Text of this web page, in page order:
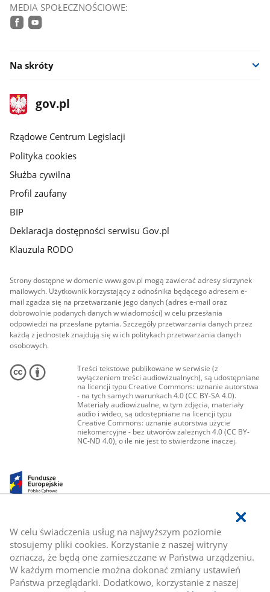
W celu świadczenia usług na najwyższym poziomie
stosujemy pliki cookies. Korzystanie z naszej witryny
oznacza, że będą one zamieszczane w Państwa urządzeniu.
W każdym momencie można dokonać zmiany ustawień
Państwa przeglądarki. Dodatkowo, korzystanie z naszej
MEDIA SPOŁECZNOŚCIOWE:
Na skróty
stopka
gov.plStrona
gov.pl
Rządowe Centrum Legislacji
Polityka cookies
Służba cywilna
Profil zaufany
BIP
Deklaracja dostępności serwisu Gov.pl
Klauzula RODO
Strony dostępne w domenie www.gov.pl mogą zawierać adresy skrzynek
mailowych. Użytkownik korzystający z odnośnika będącego adresem e-
mail zgadza się na przetwarzanie jego danych (adres e-mail oraz
dobrowolnie podanych danych w wiadomości) w celu przesłania
odpowiedzi na przesłane pytania. Szczegóły przetwarzania danych przez
każdą z jednostek znajdują się w ich politykach przetwarzania danych
osobowych.
Treści tekstowe publikowane w serwisie (z
wyłączeniem treści audiowizualnych), są udostępniane
na licencji typu Creative Commons: uznanie autorstwa
- na tych samych warunkach 4.0 (CC BY-SA 4.0).
Materiały audiowizualne, w tym zdjęcia, materiały
audio i wideo, są udostępniane na licencji typu
Creative Commons: uznanie autorstwa użycie
niekomercyjne - bez utworów zależnych 4.0 (CC BY-
NC-ND 4.0), o ile nie jest to stwierdzone inaczej.